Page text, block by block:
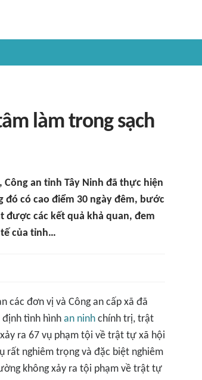
làm trong sạch
an tỉnh Tây Ninh đã thực hiện
đó có cao điểm 30 ngày đêm, bước
được các kết quả khả quan, đem
của tỉnh…
các đơn vị và Công an cấp xã đã
định tình hình an ninh chính trị, trật
ra 67 vụ phạm tội về trật tự xã hội
rất nghiêm trọng và đặc biệt nghiêm
không xảy ra tội phạm về trật tự